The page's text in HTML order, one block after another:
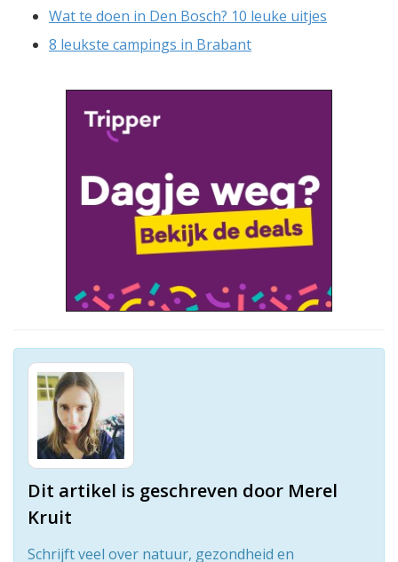
Wat te doen in Den Bosch? 10 leuke uitjes
8 leukste campings in Brabant
Dit artikel is geschreven door Merel
Kruit
Schrijft veel over natuur, gezondheid en